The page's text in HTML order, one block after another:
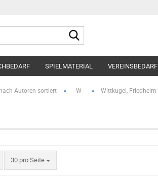
SPIELMATERIAL VEREINSBEDARF
Autoren sortiert » - W - » Wittkugel, Friedhelm
30 pro Seite
pro Seite